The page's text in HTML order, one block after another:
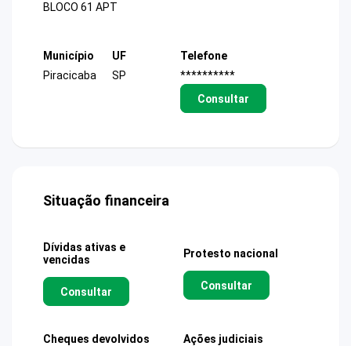
BLOCO 61 APT
Município
Piracicaba
UF
SP
Telefone
**********
Consultar
Situação financeira
Dívidas ativas e
vencidas
Consultar
Protesto nacional
Consultar
Cheques devolvidos Ações judiciais